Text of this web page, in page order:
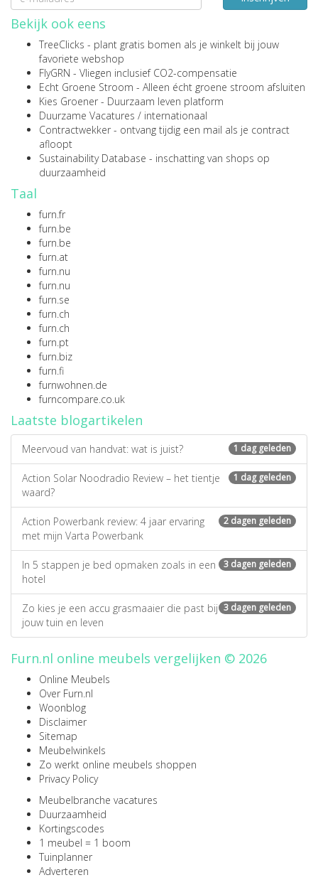
Bekijk ook eens
TreeClicks - plant gratis bomen als je winkelt bij jouw
favoriete webshop
FlyGRN - Vliegen inclusief CO2-compensatie
Echt Groene Stroom - Alleen écht groene stroom afsluiten
Kies Groener - Duurzaam leven platform
Duurzame Vacatures / internationaal
Contractwekker - ontvang tijdig een mail als je contract
afloopt
Sustainability Database - inschatting van shops op
duurzaamheid
Taal
furn.fr
furn.be
furn.be
furn.at
furn.nu
furn.nu
furn.se
furn.ch
furn.ch
furn.pt
furn.biz
furn.fi
furnwohnen.de
furncompare.co.uk
Laatste blogartikelen
1 dag geleden
Meervoud van handvat: wat is juist?
1 dag geleden
Action Solar Noodradio Review – het tientje
waard?
2 dagen geleden
Action Powerbank review: 4 jaar ervaring
met mijn Varta Powerbank
3 dagen geleden
In 5 stappen je bed opmaken zoals in een
hotel
3 dagen geleden
Zo kies je een accu grasmaaier die past bij
jouw tuin en leven
Furn.nl online meubels vergelijken © 2026
Online Meubels
Over Furn.nl
Woonblog
Disclaimer
Sitemap
Meubelwinkels
Zo werkt online meubels shoppen
Privacy Policy
Meubelbranche vacatures
Duurzaamheid
Kortingscodes
1 meubel = 1 boom
Tuinplanner
Adverteren